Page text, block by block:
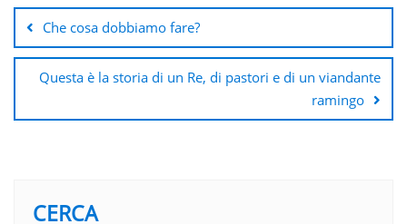
articoli
Che cosa dobbiamo fare?
Questa è la storia di un Re, di pastori e di un viandante
ramingo
CERCA